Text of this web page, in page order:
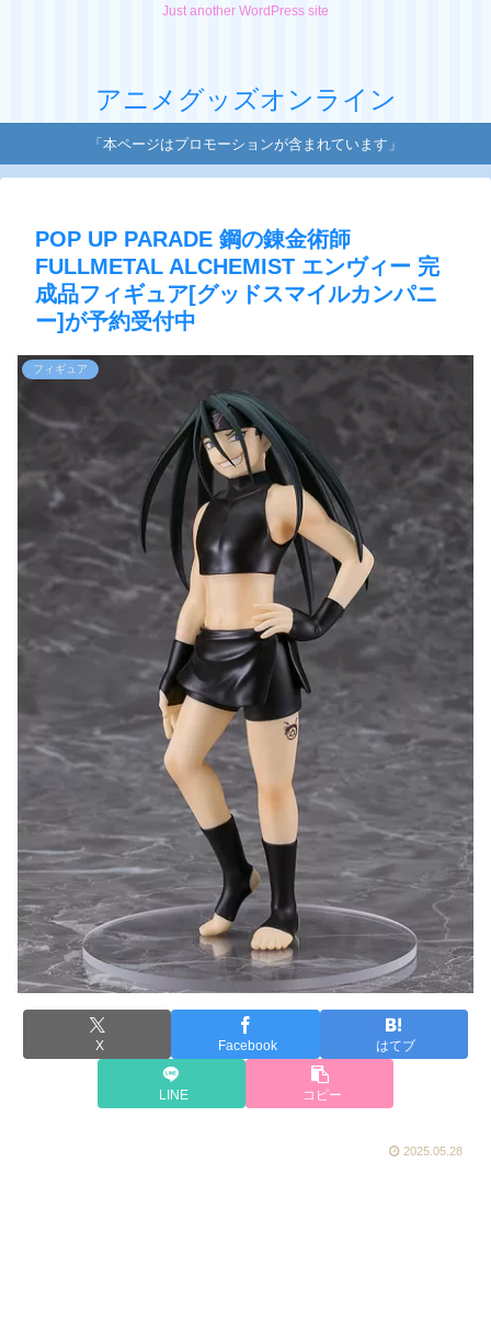
Just another WordPress site
アニメグッズオンライン
「本ページはプロモーションが含まれています」
POP UP PARADE 鋼の錬金術師
FULLMETAL ALCHEMIST エンヴィー 完
成品フィギュア[グッドスマイルカンパニ
ー]が予約受付中
フィギュア
X Facebook はてブ
LINE コピー
2025.05.28